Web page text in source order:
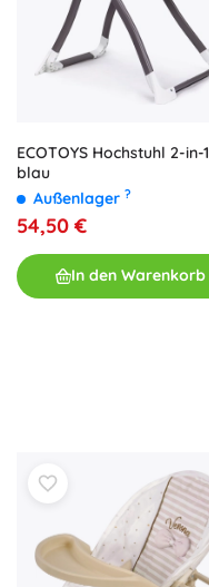
ECOTOYS Hochstuhl 2-in-1
blau
Außenlager ?
54,50 €
In den Warenkorb